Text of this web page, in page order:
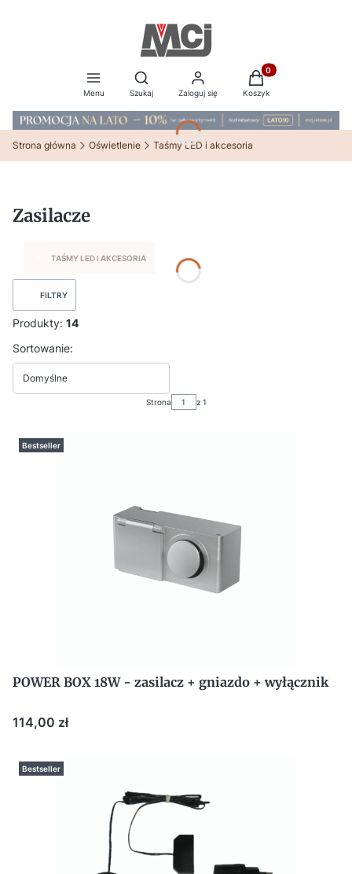
Menu
Otwórz wyszukiwarkę
Szukaj Zaloguj się
Produkty w
Koszyk
Strona główna Oświetlenie Taśmy LED i akcesoria
Zasilacze
TAŚMY LED I AKCESORIA
FILTRY
Produkty: 14
Lista produktów
Sortowanie:
Domyślne
Strona z 1
Bestseller
POWER BOX 18W - zasilacz + gniazdo + wyłącznik
Cena
114,00 zł
Bestseller